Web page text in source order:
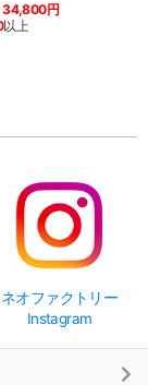
34,800円
以上
ネオファクトリー
Instagram